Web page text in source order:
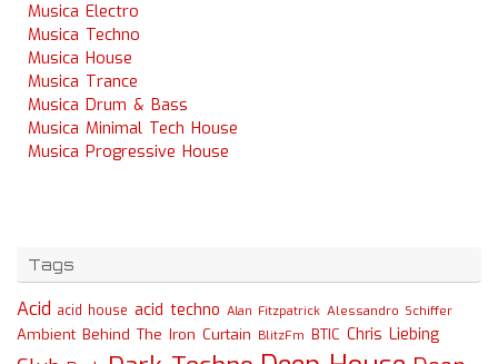
Musica Electro
Musica Techno
Musica House
Musica Trance
Musica Drum & Bass
Musica Minimal Tech House
Musica Progressive House
Tags
Acid acid house acid techno Alan Fitzpatrick Alessandro Schiffer
Ambient Behind The Iron Curtain BlitzFm BTIC Chris Liebing